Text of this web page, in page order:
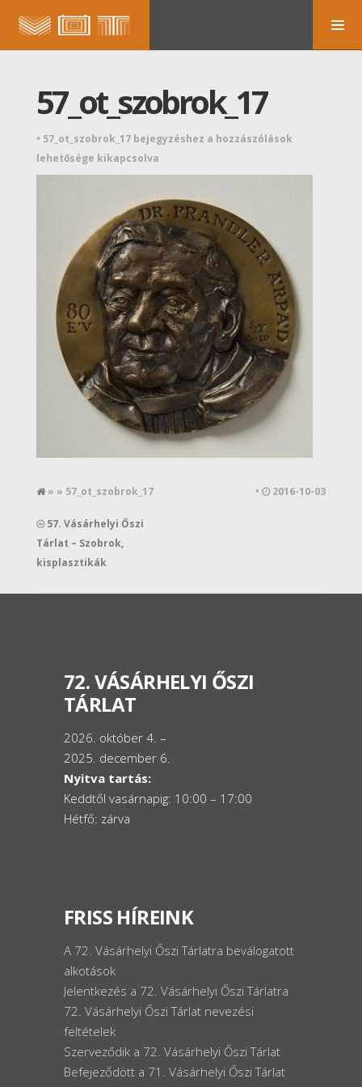
57_ot_szobrok_17
• 57_ot_szobrok_17 bejegyzéshez a hozzászólások
lehetősége kikapcsolva
» » 57_ot_szobrok_17 • 2016-10-03
57. Vásárhelyi Őszi
Tárlat – Szobrok,
kisplasztikák
72. VÁSÁRHELYI ŐSZI
TÁRLAT
2026. október 4. –
2025. december 6.
Nyitva tartás:
Keddtől vasárnapig: 10:00 – 17:00
Hétfő: zárva
FRISS HÍREINK
A 72. Vásárhelyi Őszi Tárlatra beválogatott
alkotások
Jelentkezés a 72. Vásárhelyi Őszi Tárlatra
72. Vásárhelyi Őszi Tárlat nevezési
feltételek
Szerveződik a 72. Vásárhelyi Őszi Tárlat
Befejeződött a 71. Vásárhelyi Őszi Tárlat